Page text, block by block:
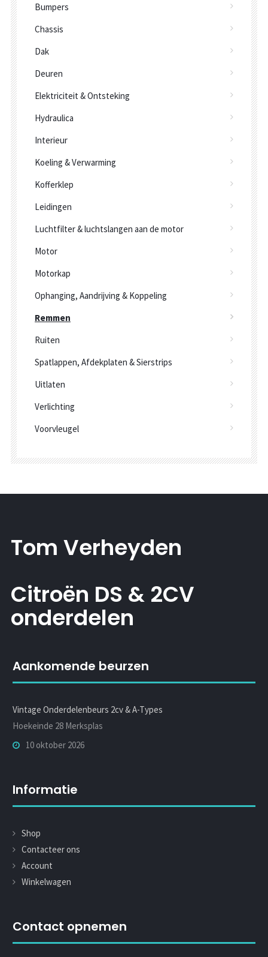
Bumpers
Chassis
Dak
Deuren
Elektriciteit & Ontsteking
Hydraulica
Interieur
Koeling & Verwarming
Kofferklep
Leidingen
Luchtfilter & luchtslangen aan de motor
Motor
Motorkap
Ophanging, Aandrijving & Koppeling
Remmen
Ruiten
Spatlappen, Afdekplaten & Sierstrips
Uitlaten
Verlichting
Voorvleugel
Tom Verheyden
Citroën DS & 2CV
onderdelen
Aankomende beurzen
Vintage Onderdelenbeurs 2cv & A-Types
Hoekeinde 28 Merksplas
10 oktober 2026
Informatie
Shop
Contacteer ons
Account
Winkelwagen
Contact opnemen